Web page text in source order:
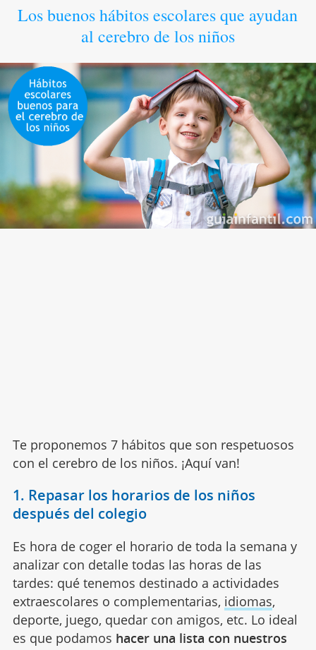
Los buenos hábitos escolares que ayudan
al cerebro de los niños
Te proponemos 7 hábitos que son respetuosos
con el cerebro de los niños. ¡Aquí van!
1. Repasar los horarios de los niños
después del colegio
Es hora de coger el horario de toda la semana y
analizar con detalle todas las horas de las
tardes: qué tenemos destinado a actividades
extraescolares o complementarias, idiomas,
deporte, juego, quedar con amigos, etc. Lo ideal
es que podamos hacer una lista con nuestros